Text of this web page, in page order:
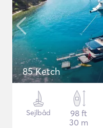
85 Ketch
Sejlbåd
98 ft
30 m